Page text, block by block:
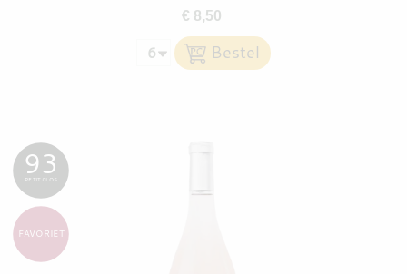
€ 8,50
93
PETIT CLOS
FAVORIET